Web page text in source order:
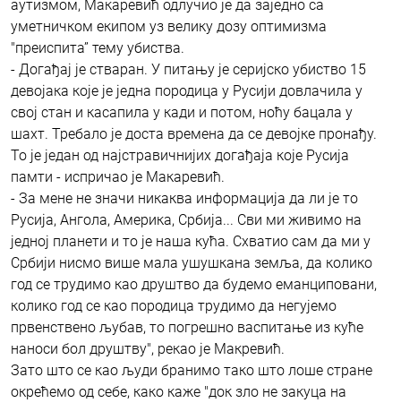
аутизмом, Макаревић одлучио је да заједно са
уметничком екипом уз велику дозу оптимизма
"преиспита” тему убиства.
- Догађај је стваран. У питању је серијско убиство 15
девојака које је једна породица у Русији довлачила у
свој стан и касапила у кади и потом, ноћу бацала у
шахт. Требало је доста времена да се девојке пронађу.
То је један од најстравичнијих догађаја које Русија
памти - испричао је Макаревић.
- За мене не значи никаква информација да ли је то
Русија, Ангола, Америка, Србија... Сви ми живимо на
једној планети и то је наша кућа. Схватио сам да ми у
Србији нисмо више мала ушушкана земља, да колико
год се трудимо као друштво да будемо еманциповани,
колико год се као породица трудимо да негујемо
првенствено љубав, то погрешно васпитање из куће
наноси бол друштву", рекао је Макревић.
Зато што се као људи бранимо тако што лоше стране
окрећемо од себе, како каже "док зло не закуца на